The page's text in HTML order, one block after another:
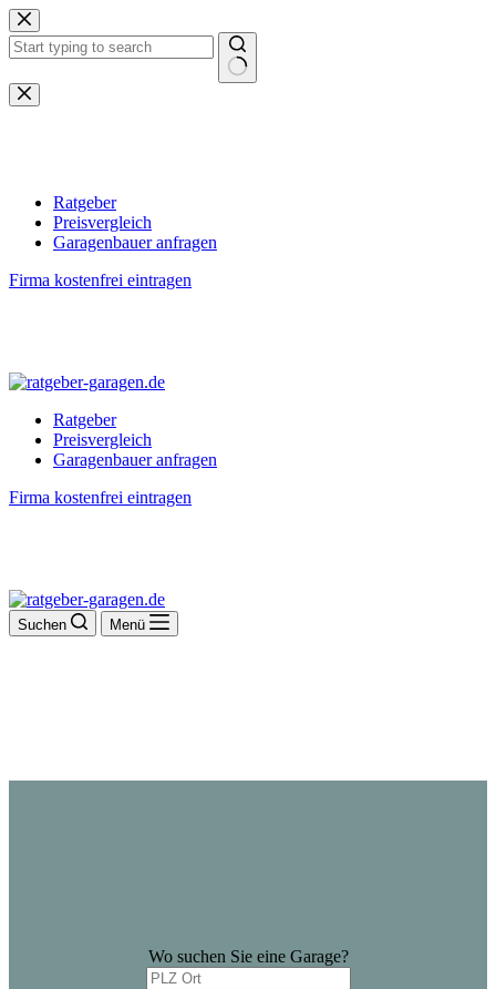
Zum
Inhalt
springen
Keine
Ergebnisse
Ratgeber
Preisvergleich
Garagenbauer anfragen
Firma kostenfrei eintragen
Ratgeber
Preisvergleich
Garagenbauer anfragen
Firma kostenfrei eintragen
Suchen Menü
Wo suchen Sie eine Garage?